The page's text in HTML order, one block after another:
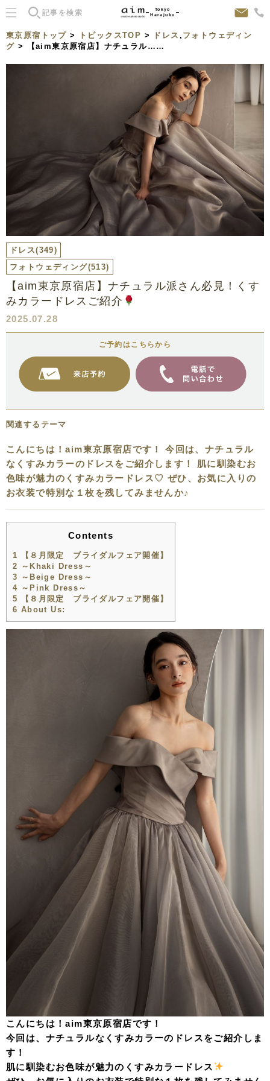
Tokyo
Harajuku
東京原宿トップ > トピックスTOP > ドレス , フォトウェディン
グ > 【aim東京原宿店】ナチュラル……
ドレス(349)
フォトウェディング(513)
【aim東京原宿店】ナチュラル派さん必見！くす
みカラードレスご紹介
2025.07.28
ご予約はこちらから
関連するテーマ
こんにちは！aim東京原宿店です！ 今回は、ナチュラル
なくすみカラーのドレスをご紹介します！ 肌に馴染むお
色味が魅力のくすみカラードレス♡ ぜひ、お気に入りの
お衣装で特別な１枚を残してみませんか♪
Contents
1 【８月限定 ブライダルフェア開催】
2 ～Khaki Dress～
3 ～Beige Dress～
4 ～Pink Dress～
5 【８月限定 ブライダルフェア開催】
6 About Us:
こんにちは！aim東京原宿店です！
今回は、ナチュラルなくすみカラーのドレスをご紹介しま
す！
肌に馴染むお色味が魅力のくすみカラードレス